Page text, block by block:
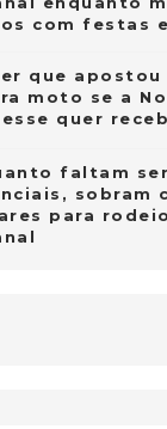
com festas
que apostou
moto se a
quer
faltam
sobram
para